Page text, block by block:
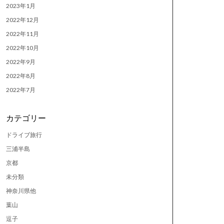
2023年1月
2022年12月
2022年11月
2022年10月
2022年9月
2022年8月
2022年7月
カテゴリー
ドライブ旅行
三浦半島
京都
未分類
神奈川県他
葉山
逗子